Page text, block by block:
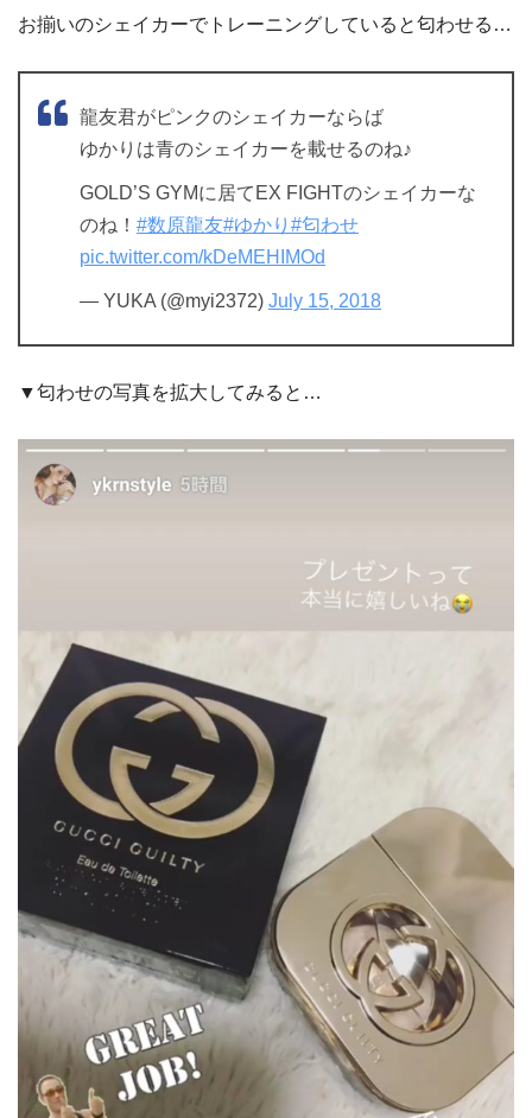
お揃いのシェイカーでトレーニングしていると匂わせる…
龍友君がピンクのシェイカーならば
ゆかりは青のシェイカーを載せるのね♪
GOLD’S GYMに居てEX FIGHTのシェイカーな
のね！ #数原龍友#ゆかり #匂わせ
pic.twitter.com/kDeMEHIMOd
— YUKA (@myi2372) July 15, 2018
▼匂わせの写真を拡大してみると…